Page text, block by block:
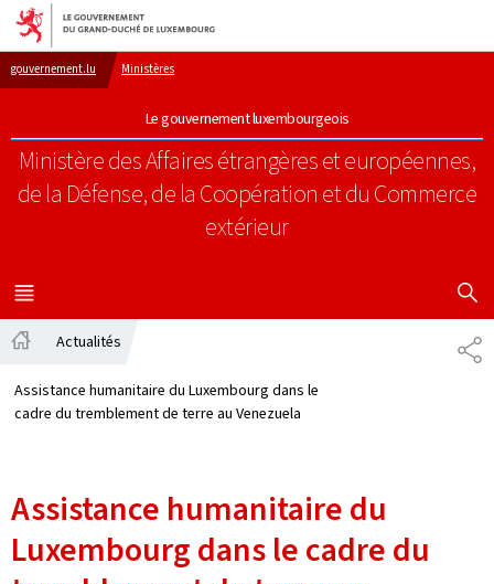
Aller au menu principal
Aller au contenu
gouvernement.lu Ministères
Le gouvernement luxembourgeois
Ministère des Affaires étrangères et européennes,
de la Défense, de la Coopération et du Commerce
extérieur
MENU
PRINCIPAL
Actualités
Assistance humanitaire du Luxembourg dans le
cadre du tremblement de terre au Venezuela
Assistance humanitaire du
Luxembourg dans le cadre du